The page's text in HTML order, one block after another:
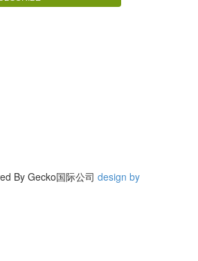
By Gecko国际公司 design by